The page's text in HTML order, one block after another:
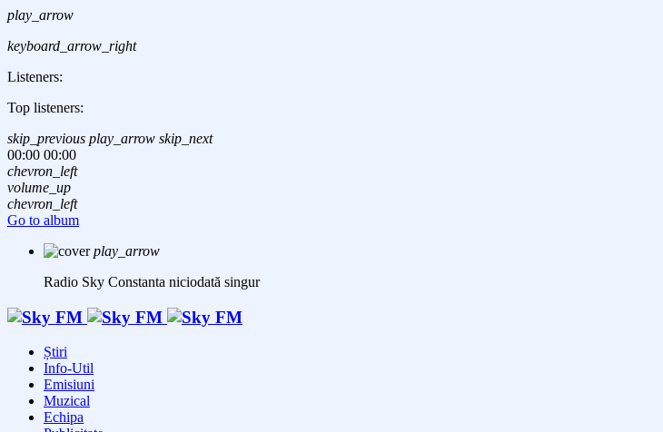
play_arrow
keyboard_arrow_right
Listeners:
Top listeners:
skip_previous play_arrow skip_next
00:00 00:00
chevron_left
volume_up
chevron_left
Go to album
play_arrow
Radio Sky Constanta niciodată singur
Știri
Info-Util
Emisiuni
Muzical
Echipa